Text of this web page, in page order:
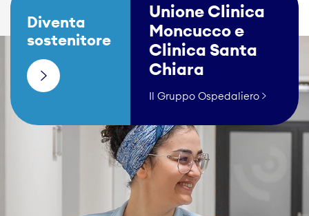
Diventa
sostenitore
Unione Clinica
Moncucco e
Clinica Santa
Chiara
Il Gruppo Ospedaliero